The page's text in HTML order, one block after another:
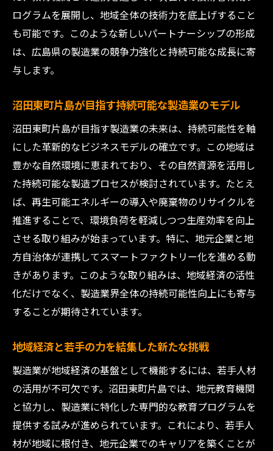
技術革新が若手の成長を促進する
製造業が提供する若手に向けた研修プログ
ラム
競争激化の中で製造業が見出す地域経済の活性
競争力を高めるための地域連携の重要性
地域経済を活性化するための新たなビジネ
スモデル
製造業による地域活性化の成功事例
地域資源を活用した競争優位の確立
持続可能な地域経済のための製造業の役割
地元企業がリードする地域経済の未来
新技術とアイデアが牽引する広島県の製造業の
未来
最先端技術が広島の製造業を変える
革新的なアイデアが生み出す新製品
技術開発とデジタル変革の融合
広島県製造業の技術力を世界へ発信
イノベーションが切り開く新時代の製造業
地元企業の持続可能なビジネスモデル構築への
挑戦
ログラムを展開し、地域全体の技術力を底上げすること
も可能です。このような新しいパートナーシップの形成
は、広島県の製造業の競争力強化と持続可能な成長に寄
与します。
沼田東町片島が目指す持続可能な製造業のモデル
沼田東町片島が目指す製造業の未来は、持続可能性を軸
にした革新的なビジネスモデルの確立です。この地域は
豊かな自然環境に恵まれており、その自然資源を活用し
た持続可能な製造プロセスが検討されています。たとえ
ば、再生可能エネルギーの導入や廃棄物のリサイクルを
推進することで、環境負荷を軽減しつつ生産効率を向上
させる取り組みが始まっています。特に、地元企業と地
方自治体が連携してスマートファクトリー化を進める動
きがあります。このような取り組みは、地域経済の活性
化だけでなく、製造業界全体の持続可能性向上にも寄与
することが期待されています。
地域経済と若手の力を結集した新たな挑戦
製造業が地域経済の基盤として機能するには、若手人材
の活用が不可欠です。沼田東町片島では、地元教育機関
と協力し、製造業に特化した専門的な教育プログラムを
提供する試みが進められています。これにより、若手人
材が地域に根付き、地元企業でのキャリアを築くことが